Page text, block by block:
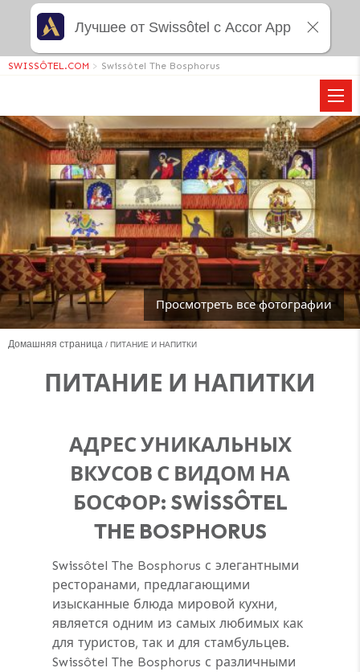
Просмотреть все фотографии
Домашняя страница ПИТАНИЕ И НАПИТКИ
ПИТАНИЕ И НАПИТКИ
АДРЕС УНИКАЛЬНЫХ
ВКУСОВ С ВИДОМ НА
БОСФОР: SWİSSÔTEL
THE BOSPHORUS
Swissôtel The Bosphorus с элегантными
ресторанами, предлагающими
изысканные блюда мировой кухни,
является одним из самых любимых как
для туристов, так и для стамбульцев.
Swissôtel The Bosphorus с различными
SWISSÔTEL.COM > Swissôtel The Bosphorus
Лучшее от Swissôtel с Accor App